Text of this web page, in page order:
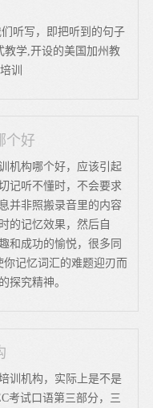
听写，即把听到的句子
教学,开设的美国加州教
训
个好
机构哪个好，应该引起
记听不懂时，不会要求
并非照搬录音里的内容
的记忆效果，然后自
和成功的愉悦，很多同
你记忆词汇的难题迎刃而
探究精神。
训机构，实际上是不是
考试口语第三部分，三